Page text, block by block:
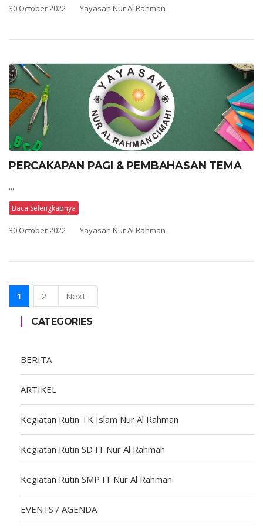
30 October 2022 Yayasan Nur Al Rahman
PERCAKAPAN PAGI & PEMBAHASAN TEMA
...
Baca Selengkapnya
30 October 2022 Yayasan Nur Al Rahman
1 2 Next
CATEGORIES
BERITA
ARTIKEL
Kegiatan Rutin TK Islam Nur Al Rahman
Kegiatan Rutin SD IT Nur Al Rahman
Kegiatan Rutin SMP IT Nur Al Rahman
EVENTS / AGENDA